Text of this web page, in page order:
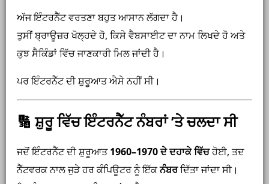
ਅੱਜ ਇੰਟਰਨੈੱਟ ਵਰਤਣਾ ਬਹੁਤ ਆਸਾਨ ਲੱਗਦਾ ਹੈ।
ਤੁਸੀਂ ਬ੍ਰਾਊਜ਼ਰ ਖੋਲ੍ਹਦੇ ਹੋ, ਕਿਸੇ ਵੈਬਸਾਈਟ ਦਾ ਨਾਮ ਲਿਖਦੇ ਹੋ ਅਤੇ
ਕੁਝ ਸੈਕਿੰਡਾਂ ਵਿੱਚ ਜਾਣਕਾਰੀ ਮਿਲ ਜਾਂਦੀ ਹੈ।
ਪਰ ਇੰਟਰਨੈੱਟ ਦੀ ਸ਼ੁਰੂਆਤ ਐਸੇ ਨਹੀਂ ਸੀ।
🔢 ਸ਼ੁਰੂ ਵਿੱਚ ਇੰਟਰਨੈੱਟ ਨੰਬਰਾਂ ’ਤੇ ਚਲਦਾ ਸੀ
ਜਦੋਂ ਇੰਟਰਨੈੱਟ ਦੀ ਸ਼ੁਰੂਆਤ1960–1970 ਦੇ ਦਹਾਕੇ ਵਿੱਚਹੋਈ, ਤਦ
ਨੈੱਟਵਰਕ ਨਾਲ ਜੁੜੇ ਹਰ ਕੰਪਿਊਟਰ ਨੂੰ ਇੱਕਨੰਬਰਦਿੱਤਾ ਜਾਂਦਾ ਸੀ।